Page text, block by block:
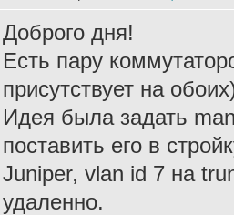
Доброго дня!
Есть пару
присутствует на
Идея была задать
поставить его в
Juniper, vlan id 7 на
удаленно.